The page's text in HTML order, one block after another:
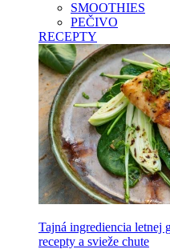
SMOOTHIES
PEČIVO
RECEPTY
Tajná ingrediencia letnej
recepty a svieže chute